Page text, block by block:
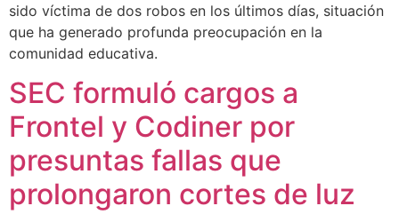
sido víctima de dos robos en los últimos días, situación
que ha generado profunda preocupación en la
comunidad educativa.
SEC formuló cargos a
Frontel y Codiner por
presuntas fallas que
prolongaron cortes de luz